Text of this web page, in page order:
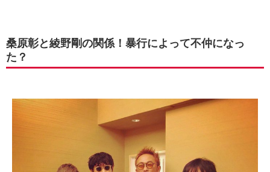
桑原彰と綾野剛の関係！暴行によって不仲になっ
た？